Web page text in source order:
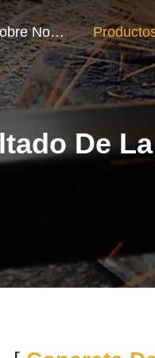
Sobre Nosotros
De